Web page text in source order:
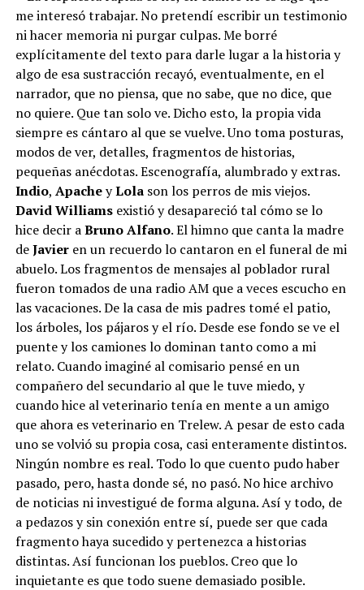
me interesó trabajar. No pretendí escribir un testimonio
ni hacer memoria ni purgar culpas. Me borré
explícitamente del texto para darle lugar a la historia y
algo de esa sustracción recayó, eventualmente, en el
narrador, que no piensa, que no sabe, que no dice, que
no quiere. Que tan solo ve. Dicho esto, la propia vida
siempre es cántaro al que se vuelve. Uno toma posturas,
modos de ver, detalles, fragmentos de historias,
pequeñas anécdotas. Escenografía, alumbrado y extras.
Indio, ApacheyLolason los perros de mis viejos.
David Williamsexistió y desapareció tal cómo se lo
hice decir aBruno Alfano. El himno que canta la madre
deJavieren un recuerdo lo cantaron en el funeral de mi
abuelo. Los fragmentos de mensajes al poblador rural
fueron tomados de una radio AM que a veces escucho en
las vacaciones. De la casa de mis padres tomé el patio,
los árboles, los pájaros y el río. Desde ese fondo se ve el
puente y los camiones lo dominan tanto como a mi
relato. Cuando imaginé al comisario pensé en un
compañero del secundario al que le tuve miedo, y
cuando hice al veterinario tenía en mente a un amigo
que ahora es veterinario en Trelew. A pesar de esto cada
uno se volvió su propia cosa, casi enteramente distintos.
Ningún nombre es real. Todo lo que cuento pudo haber
pasado, pero, hasta donde sé, no pasó. No hice archivo
de noticias ni investigué de forma alguna. Así y todo, de
a pedazos y sin conexión entre sí, puede ser que cada
fragmento haya sucedido y pertenezca a historias
distintas. Así funcionan los pueblos. Creo que lo
inquietante es que todo suene demasiado posible.